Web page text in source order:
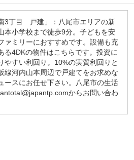
3丁目 戸建」：八尾市エリアの新
本小学校まで徒歩9分。子どもを安
ァミリーにおすすめです。設備も充
る4DKの物件はこちらです。投資に
やすい利回り。10%の実質利回りと
線河内山本周辺で戸建てをお求めな
ースにお任せ下さい。八尾市の生活
からお問い合わ